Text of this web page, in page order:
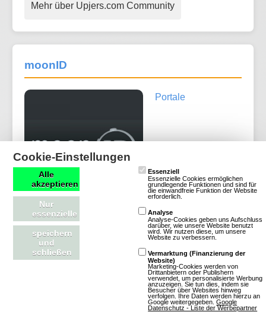
Mehr über Upjers.com Community
moonID
Portale
Mehr über moonID
Cookie-Einstellungen
Alle
akzeptieren
Nur
essenzielle
speichern
und
schließen
Essenziell
Essenzielle Cookies ermöglichen
grundlegende Funktionen und sind für
die einwandfreie Funktion der Website
erforderlich.
Analyse
Analyse-Cookies geben uns Aufschluss
darüber, wie unsere Website benutzt
wird. Wir nutzen diese, um unsere
Website zu verbessern.
Vermarktung (Finanzierung der
Website)
Marketing-Cookies werden von
Drittanbietern oder Publishern
verwendet, um personalisierte Werbung
anzuzeigen. Sie tun dies, indem sie
Besucher über Websites hinweg
verfolgen. Ihre Daten werden hierzu an
Google weitergegeben.Google
Datenschutz - Liste der Werbepartner